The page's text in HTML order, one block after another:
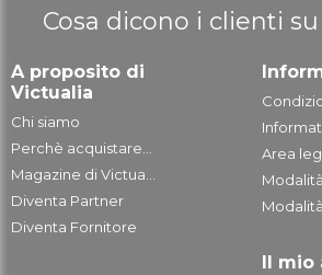
Cosa dicono i clienti
A proposito di
Victualia
Chi siamo
Perchè acquistare...
Magazine di Victua...
Diventa Partner
Diventa Fornitore
Area
Il